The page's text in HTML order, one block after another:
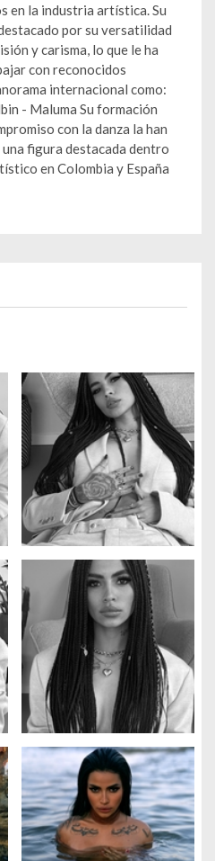
en la industria artística. Su
por su versatilidad
y carisma, lo que le ha
con reconocidos
internacional como:
- Maluma Su formación
con la danza la han
figura destacada dentro
en Colombia y España